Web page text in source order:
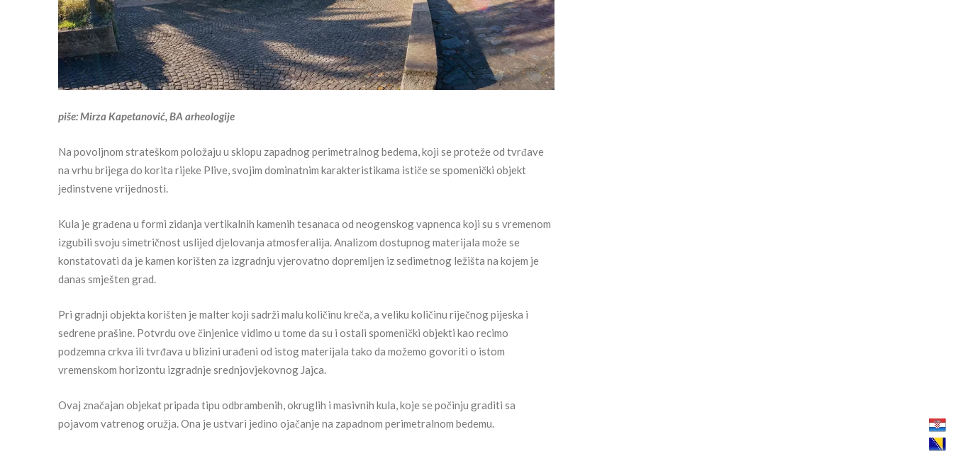
piše: Mirza Kapetanović, BA arheologije
Na povoljnom strateškom položaju u sklopu zapadnog perimetralnog bedema, koji se proteže od tvrđave
na vrhu brijega do korita rijeke Plive, svojim dominatnim karakteristikama ističe se spomenički objekt
jedinstvene vrijednosti.
Kula je građena u formi zidanja vertikalnih kamenih tesanaca od neogenskog vapnenca koji su s vremenom
izgubili svoju simetričnost uslijed djelovanja atmosferalija. Analizom dostupnog materijala može se
konstatovati da je kamen korišten za izgradnju vjerovatno dopremljen iz sedimetnog ležišta na kojem je
danas smješten grad.
Pri gradnji objekta korišten je malter koji sadrži malu količinu kreča, a veliku količinu riječnog pijeska i
sedrene prašine. Potvrdu ove činjenice vidimo u tome da su i ostali spomenički objekti kao recimo
podzemna crkva ili tvrđava u blizini urađeni od istog materijala tako da možemo govoriti o istom
vremenskom horizontu izgradnje srednjovjekovnog Jajca.
Ovaj značajan objekat pripada tipu odbrambenih, okruglih i masivnih kula, koje se počinju graditi sa
pojavom vatrenog oružja. Ona je ustvari jedino ojačanje na zapadnom perimetralnom bedemu.